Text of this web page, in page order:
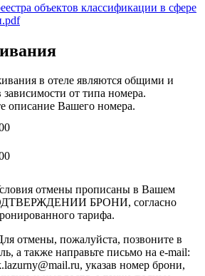
объектов классификации в сфере
в отеле являются общими и
зависимости от типа номера.
описание Вашего номера.
отмены прописаны в Вашем
БРОНИ, согласно
тарифа.
отмены, пожалуйста, позвоните в
а также направьте письмо на e-mail:
указав номер брони,